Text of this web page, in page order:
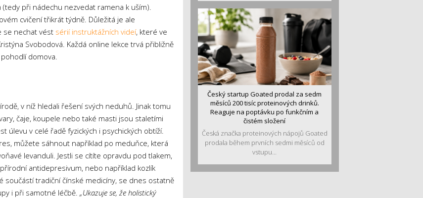
při nádechu nezvedat ramena k uším).
cvičení třikrát týdně. Důležitá je ale
se nechat vést sérií instruktážních videí, které ve
Svobodová. Každá online lekce trvá přibližně
domova.
v níž hledali řešení svých neduhů. Jinak tomu
čaje, koupele nebo také masti jsou staletími
úlevu v celé řadě fyzických i psychických obtíží.
můžete sáhnout například po meduňce, která
levanduli. Jestli se cítíte opravdu pod tlakem,
antidepresivum, nebo například kozlík
součástí tradiční čínské medicíny, se dnes ostatně
i při samotné léčbě. „Ukazuje se, že holistický
Český startup Goated prodal za sedm
měsíců 200 tisíc proteinových drinků.
Reaguje na poptávku po funkčním a
čistém složení
Česká značka proteinových nápojů Goated
prodala během prvních sedmi měsíců od
vstupu...